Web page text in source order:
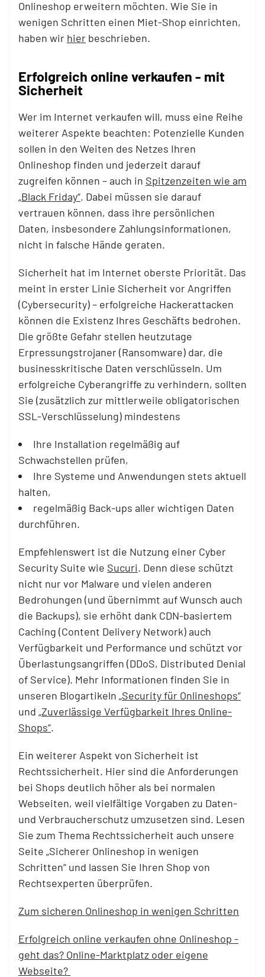
Onlineshop erweitern möchten. Wie Sie in
wenigen Schritten einen Miet-Shop einrichten,
haben wir hier beschrieben.
Erfolgreich online verkaufen - mit
Sicherheit
Wer im Internet verkaufen will, muss eine Reihe
weiterer Aspekte beachten: Potenzielle Kunden
sollen in den Weiten des Netzes Ihren
Onlineshop finden und jederzeit darauf
zugreifen können – auch in Spitzenzeiten wie am
„Black Friday“. Dabei müssen sie darauf
vertrauen können, dass ihre persönlichen
Daten, insbesondere Zahlungsinformationen,
nicht in falsche Hände geraten.
Sicherheit hat im Internet oberste Priorität. Das
meint in erster Linie Sicherheit vor Angriffen
(Cybersecurity) – erfolgreiche Hackerattacken
können die Existenz Ihres Geschäfts bedrohen.
Die größte Gefahr stellen heutzutage
Erpressungstrojaner (Ransomware) dar, die
businesskritische Daten verschlüsseln. Um
erfolgreiche Cyberangriffe zu verhindern, sollten
Sie (zusätzlich zur mittlerweile obligatorischen
SSL-Verschlüsselung) mindestens
Ihre Installation regelmäßig auf
Schwachstellen prüfen,
Ihre Systeme und Anwendungen stets aktuell
halten,
regelmäßig Back-ups aller wichtigen Daten
durchführen.
Empfehlenswert ist die Nutzung einer Cyber
Security Suite wie Sucuri. Denn diese schützt
nicht nur vor Malware und vielen anderen
Bedrohungen (und übernimmt auf Wunsch auch
die Backups), sie erhöht dank CDN-basiertem
Caching (Content Delivery Network) auch
Verfügbarkeit und Performance und schützt vor
Überlastungsangriffen (DDoS, Distributed Denial
of Service). Mehr Informationen finden Sie in
unseren Blogartikeln „Security für Onlineshops“
und „Zuverlässige Verfügbarkeit Ihres Online-
Shops“.
Ein weiterer Aspekt von Sicherheit ist
Rechtssicherheit. Hier sind die Anforderungen
bei Shops deutlich höher als bei normalen
Webseiten, weil vielfältige Vorgaben zu Daten-
und Verbraucherschutz umzusetzen sind. Lesen
Sie zum Thema Rechtssicherheit auch unsere
Seite „Sicherer Onlineshop in wenigen
Schritten“ und lassen Sie Ihren Shop von
Rechtsexperten überprüfen.
Zum sicheren Onlineshop in wenigen Schritten
Erfolgreich online verkaufen ohne Onlineshop -
geht das? Online-Marktplatz oder eigene
Webseite?